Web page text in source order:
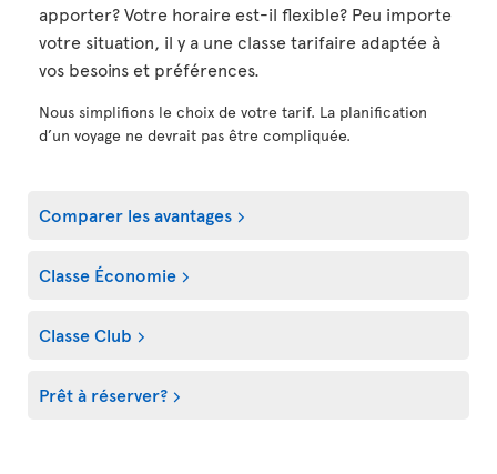
apporter? Votre horaire est-il flexible? Peu importe
votre situation, il y a une classe tarifaire adaptée à
vos besoins et préférences.
Nous simplifions le choix de votre tarif. La planification
d’un voyage ne devrait pas être compliquée.
Comparer les avantages
Classe Économie
Classe Club
Prêt à réserver?